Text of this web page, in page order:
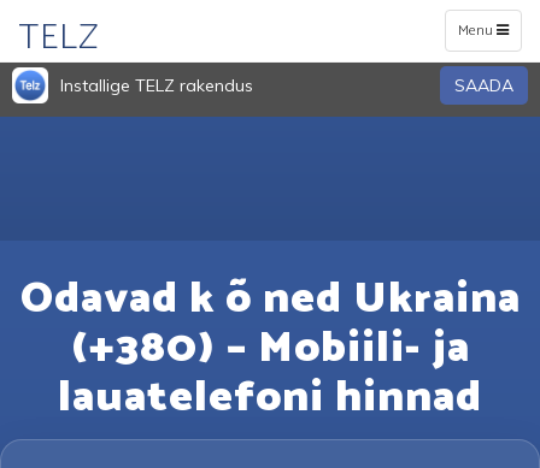
Toggle
navigation
Menu
TELZ
Installige TELZ rakendus SAADA
Odavad k õ ned Ukraina
(+380) – Mobiili- ja
lauatelefoni hinnad